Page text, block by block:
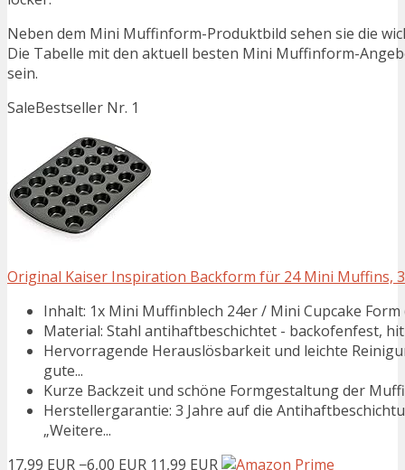
Neben dem Mini Muffinform-Produktbild sehen sie die
Die Tabelle mit den aktuell besten Mini Muffinform-
sein.
SaleBestseller Nr. 1
Original Kaiser Inspiration Backform für 24 Mini Muffins,
Inhalt: 1x Mini Muffinblech 24er / Mini Cupcake
Material: Stahl antihaftbeschichtet - backofenfest,
Hervorragende Herauslösbarkeit und leichte
gute...
Kurze Backzeit und schöne Formgestaltung der
Herstellergarantie: 3 Jahre auf die
„Weitere...
17,99 EUR −6,00 EUR 11,99 EUR